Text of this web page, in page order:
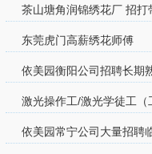
茶山塘角润锦绣花厂 招
东莞虎门高薪绣花师傅
激光操作工/激光学徒工（
依美园常宁公司大量招聘